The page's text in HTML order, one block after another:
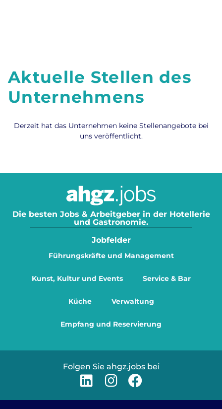
Aktuelle Stellen des
Unternehmens
Derzeit hat das Unternehmen keine Stellenangebote bei
uns veröffentlicht.
Die besten Jobs & Arbeitgeber in der Hotellerie
und Gastronomie.
Jobfelder
Führungskräfte und Management
Kunst, Kultur und Events Service & Bar
Küche Verwaltung
Empfang und Reservierung
Folgen Sie ahgz.jobs bei